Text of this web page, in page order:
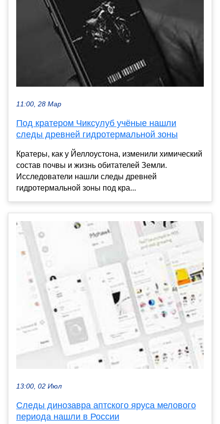
11:00, 28 Мар
Под кратером Чиксулуб учёные нашли
следы древней гидротермальной зоны
Кратеры, как у Йеллоустона, изменили химический
состав почвы и жизнь обитателей Земли.
Исследователи нашли следы древней
гидротермальной зоны под кра...
13:00, 02 Июл
Следы динозавра аптского яруса мелового
периода нашли в России